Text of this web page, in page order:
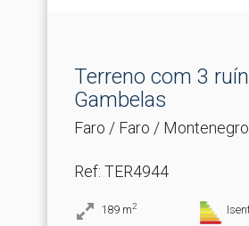
Terreno com 3
Gambelas
Faro / Faro / Montenegro
Ref: TER4944
189 m2